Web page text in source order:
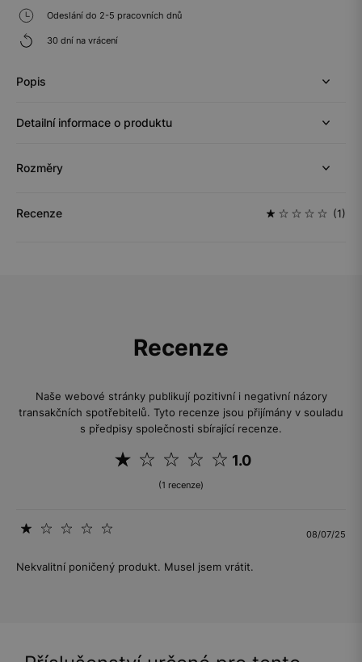
Odeslání do 2-5 pracovních dnů
30 dní na vrácení
Popis
Detailní informace o produktu
Rozměry
Recenze (1)
Recenze
Naše webové stránky publikují pozitivní i negativní názory
transakčních spotřebitelů. Tyto recenze jsou přijímány v souladu
s předpisy společnosti sbírající recenze.
1.0
(1 recenze)
08/07/25
Nekvalitní poničený produkt. Musel jsem vrátit.